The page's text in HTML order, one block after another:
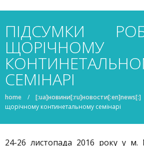
ПІДСУМКИ
ЩОРІЧНОМУ
СЕМІНАРІ
home /[:ua]новини[:ru]новости[:en]news[:]
щорічному континетальному семінарі
24-26 листопада 2016 року у м.